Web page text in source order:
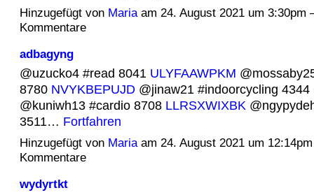
Hinzugefügt von Mariaam 24. August 2021 um 3:30pm
Kommentare
adbagyng
@uzucko4 #read 8041 ULYFAAWPKM
8780 NVYKBEPUJD@jinaw21 #indoorcycling 4344
@kuniwh13 #cardio 8708 LLRSXWIXBK
3511… Fortfahren
Hinzugefügt von Mariaam 24. August 2021 um
Kommentare
wydyrtkt